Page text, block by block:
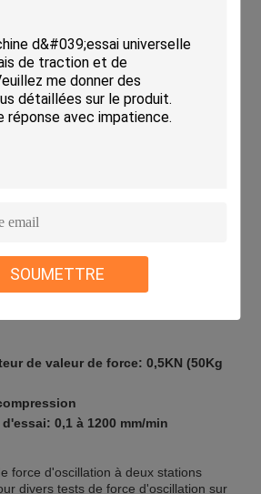
SOUMETTRE
Simplifié / Traditionnel / Anglais
N, Lb, Gf, Kgf
des valeurs de force ouvertes
des méthodes de test claire
justesse des paramètres
sur les erreurs
de rapports
indépendants de 2 groupes de
de valeur de force: 0,5KN (50Kg
0,1 à 1200 mm/min
force d'oscillation à deux stations
divers tests de force d'oscillation sur